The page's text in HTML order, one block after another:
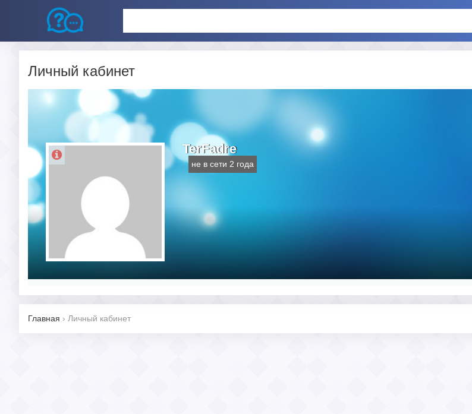
Личный кабинет
TerFadre
не в сети 2 года
Главная › Личный кабинет